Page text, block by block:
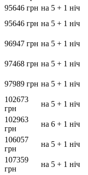
95646 грн на 5 + 1 ніч
95646 грн на 5 + 1 ніч
96947 грн на 5 + 1 ніч
97468 грн на 5 + 1 ніч
97989 грн на 5 + 1 ніч
102673
грн
на 5 + 1 ніч
102963
грн
на 6 + 1 ніч
106057
грн
на 5 + 1 ніч
107359
грн
на 5 + 1 ніч